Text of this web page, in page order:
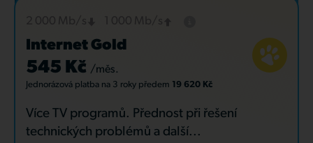
Internet Gold
545 Kč /měs.
Jednorázová platba na 3 roky předem 19 620 Kč
Více TV programů. Přednost při řešení
technických problémů a další...